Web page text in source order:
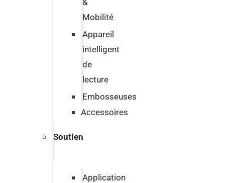
&
Mobilité
Appareil
intelligent
de
lecture
Embosseuses
Accessoires
Soutien
Application